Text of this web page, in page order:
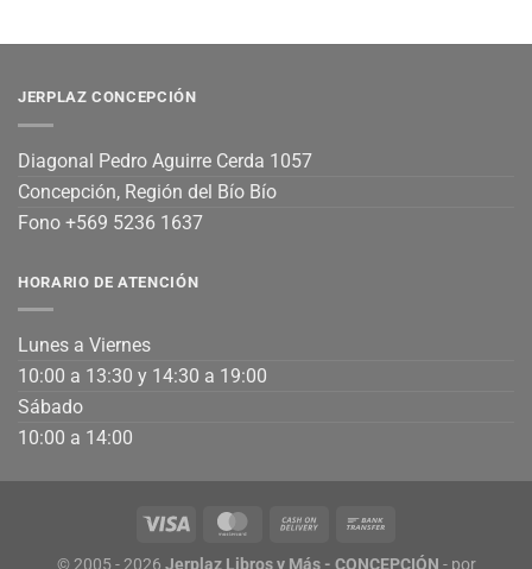
JERPLAZ CONCEPCIÓN
Diagonal Pedro Aguirre Cerda 1057
Concepción, Región del Bío Bío
Fono +569 5236 1637
HORARIO DE ATENCIÓN
Lunes a Viernes
10:00 a 13:30 y 14:30 a 19:00
Sábado
10:00 a 14:00